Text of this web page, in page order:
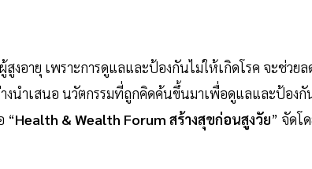
อายุ เพราะการดูแลและป้องกันไม่ให้เกิดโรค จะช่วยล
งนำเสนอ นวัตกรรมที่ถูกคิดค้นขึ้นมาเพื่อดูแลและป้องกั
“Health & Wealth Forum สร้างสุขก่อนสูงวัย” จัดโ